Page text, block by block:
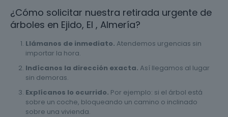
¿Cómo solicitar nuestra retirada urgente de
árboles en Ejido, El , Almería?
Llámanos de inmediato. Atendemos urgencias sin
importar la hora.
Indícanos la dirección exacta. Así llegamos al lugar
sin demoras.
Explícanos lo ocurrido. Por ejemplo: si el árbol está
sobre un coche, bloqueando un camino o inclinado
sobre una vivienda.